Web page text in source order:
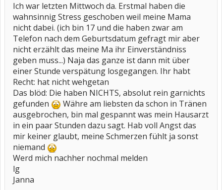
Ich war letzten Mittwoch da. Erstmal haben die
wahnsinnig Stress geschoben weil meine Mama
nicht dabei. (ich bin 17 und die haben zwar am
Telefon nach dem Geburtsdatum gefragt mir aber
nicht erzählt das meine Ma ihr Einverständniss
geben muss...) Naja das ganze ist dann mit über
einer Stunde verspätung losgegangen. Ihr habt
Recht: hat nicht wehgetan
Das blöd: Die haben NICHTS, absolut rein garnichts
gefunden
Währe am liebsten da schon in Tränen
ausgebrochen, bin mal gespannt was mein Hausarzt
in ein paar Stunden dazu sagt. Hab voll Angst das
mir keiner glaubt, meine Schmerzen fühlt ja sonst
niemand
Werd mich nachher nochmal melden
lg
Janna